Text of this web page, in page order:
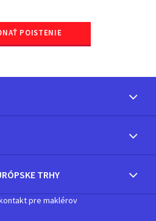
POISTENIE
TRHY
pre maklérov